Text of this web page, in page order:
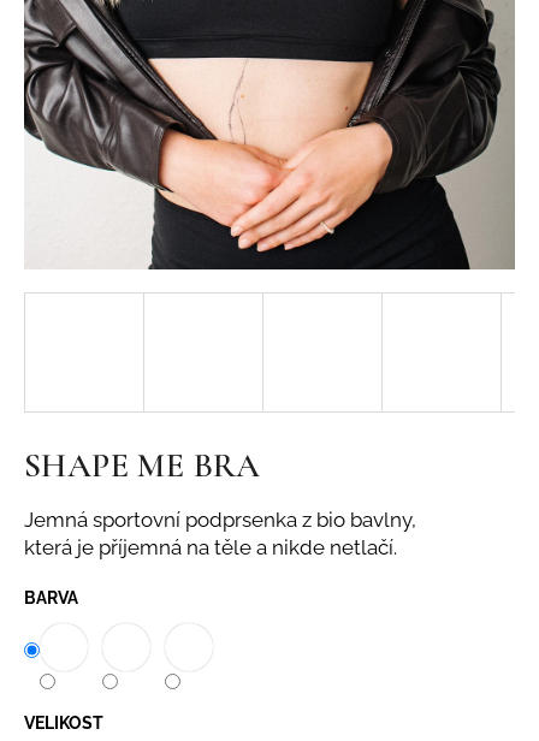
SHAPE ME BRA
Jemná sportovní podprsenka z bio bavlny,
která je příjemná na těle a nikde netlačí.
BARVA
VELIKOST
j
í
t
?
HLEDAT